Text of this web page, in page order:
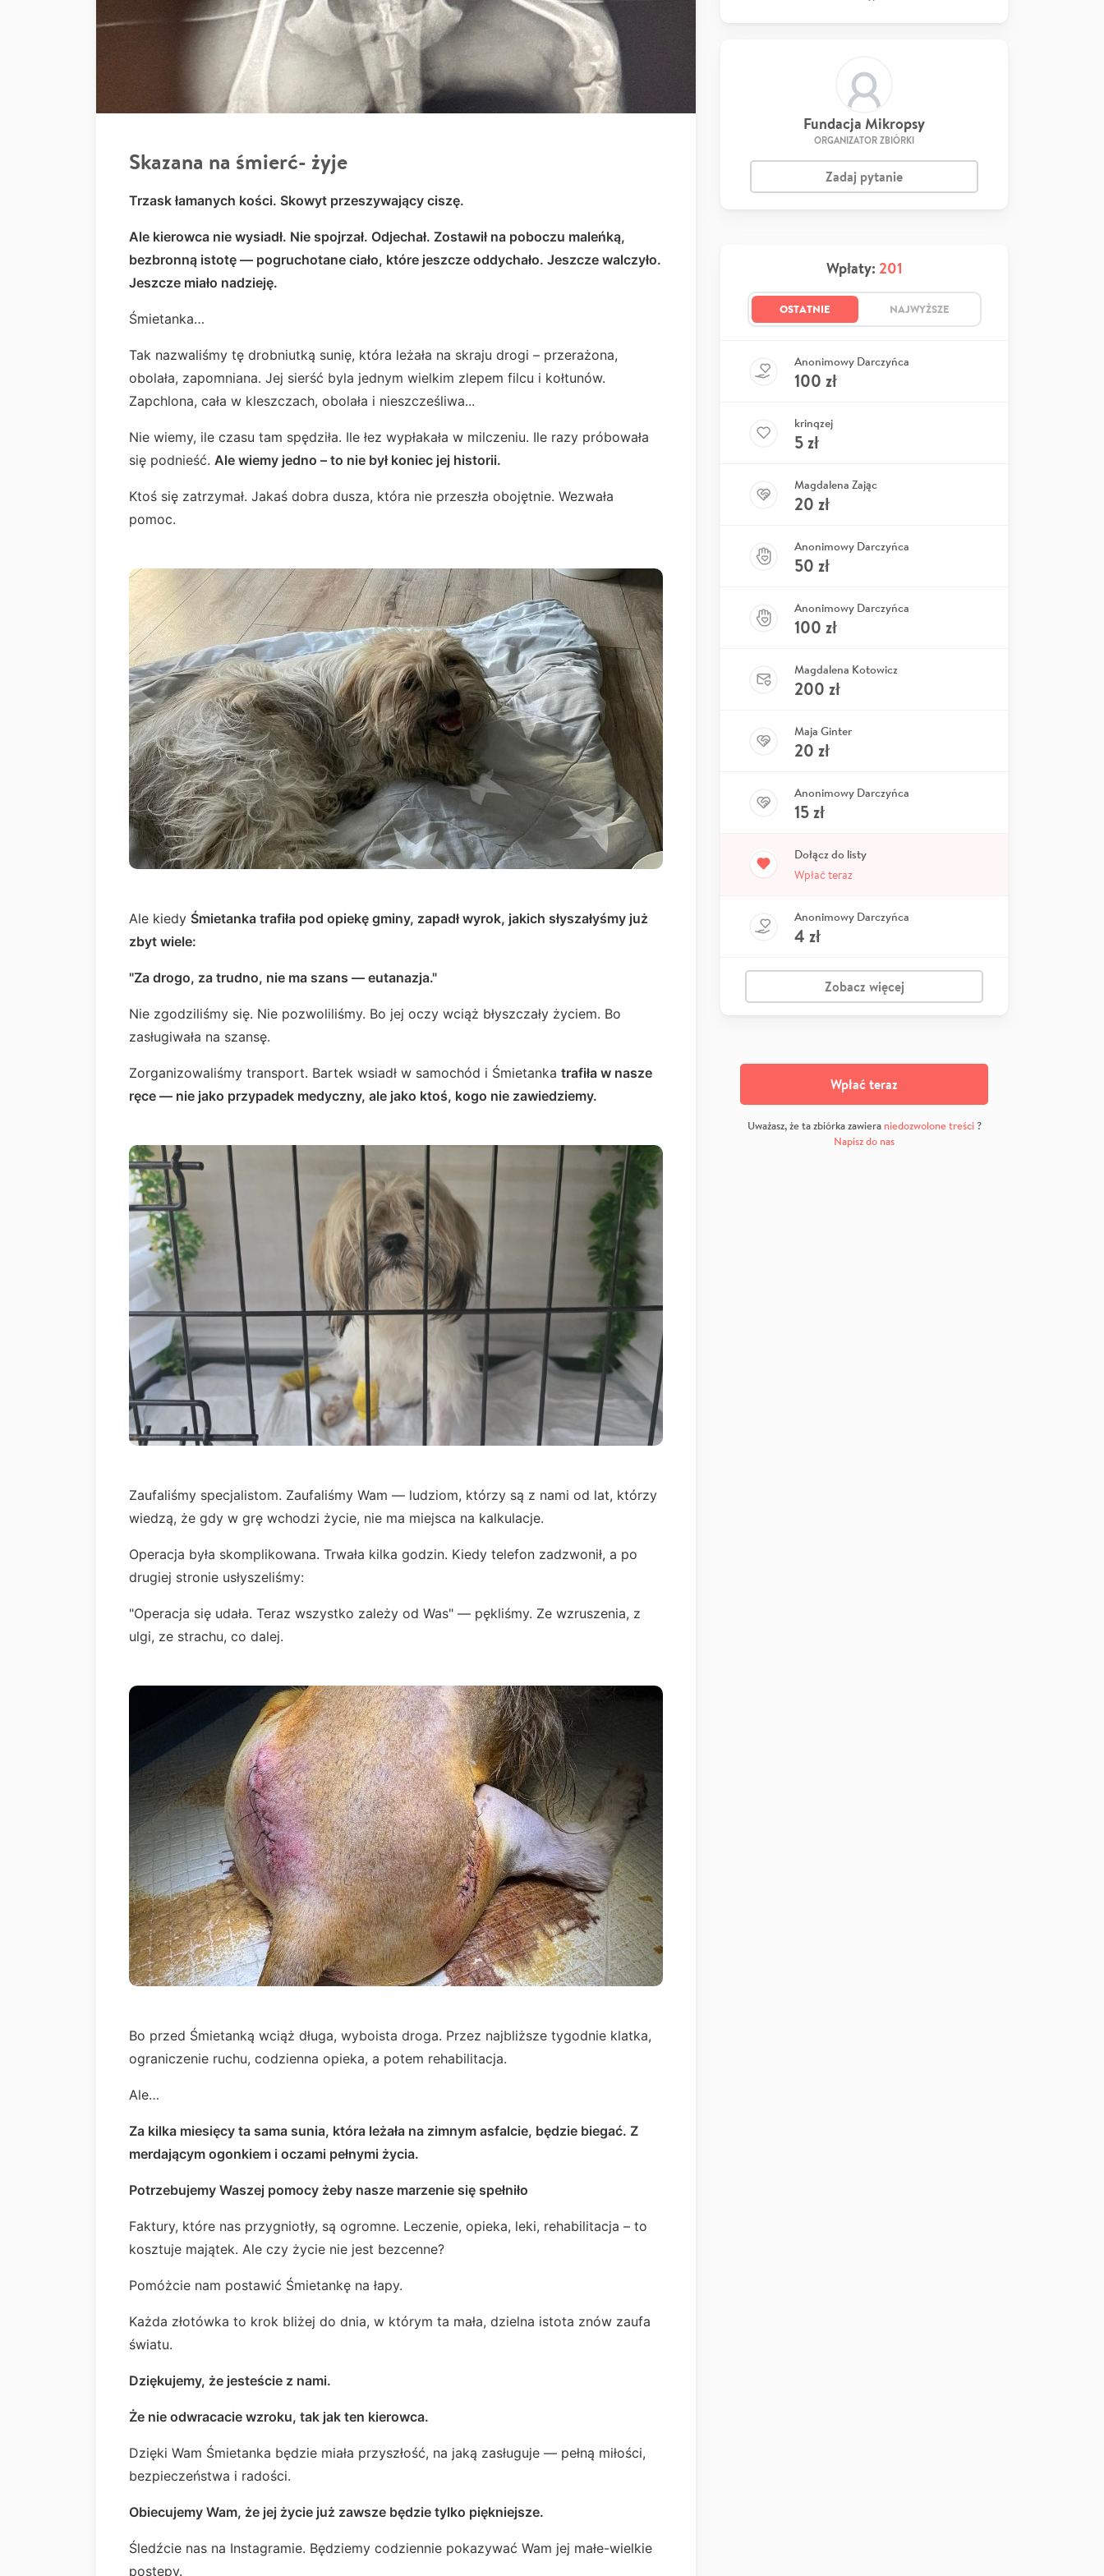
Skazana na śmierć- żyje
Trzask łamanych kości. Skowyt przeszywający ciszę.
Ale kierowca nie wysiadł. Nie spojrzał. Odjechał. Zostawił na poboczu maleńką,
bezbronną istotę — pogruchotane ciało, które jeszcze oddychało. Jeszcze walczyło.
Jeszcze miało nadzieję.
Śmietanka…
Tak nazwaliśmy tę drobniutką sunię, która leżała na skraju drogi – przerażona,
obolała, zapomniana. Jej sierść byla jednym wielkim zlepem filcu i kołtunów.
Zapchlona, cała w kleszczach, obolała i nieszcześliwa...
Nie wiemy, ile czasu tam spędziła. Ile łez wypłakała w milczeniu. Ile razy próbowała
się podnieść. Ale wiemy jedno – to nie był koniec jej historii.
Ktoś się zatrzymał. Jakaś dobra dusza, która nie przeszła obojętnie. Wezwała
pomoc.
Ale kiedy Śmietanka trafiła pod opiekę gminy, zapadł wyrok, jakich słyszałyśmy już
zbyt wiele:
"Za drogo, za trudno, nie ma szans — eutanazja."
Nie zgodziliśmy się. Nie pozwoliliśmy. Bo jej oczy wciąż błyszczały życiem. Bo
zasługiwała na szansę.
Zorganizowaliśmy transport. Bartek wsiadł w samochód i Śmietanka trafiła w nasze
ręce — nie jako przypadek medyczny, ale jako ktoś, kogo nie zawiedziemy.
Zaufaliśmy specjalistom. Zaufaliśmy Wam — ludziom, którzy są z nami od lat, którzy
wiedzą, że gdy w grę wchodzi życie, nie ma miejsca na kalkulacje.
Operacja była skomplikowana. Trwała kilka godzin. Kiedy telefon zadzwonił, a po
drugiej stronie usłyszeliśmy:
"Operacja się udała. Teraz wszystko zależy od Was" — pękliśmy. Ze wzruszenia, z
ulgi, ze strachu, co dalej.
Bo przed Śmietanką wciąż długa, wyboista droga. Przez najbliższe tygodnie klatka,
ograniczenie ruchu, codzienna opieka, a potem rehabilitacja.
Ale…
Za kilka miesięcy ta sama sunia, która leżała na zimnym asfalcie, będzie biegać. Z
merdającym ogonkiem i oczami pełnymi życia.
Potrzebujemy Waszej pomocy żeby nasze marzenie się spełniło
Faktury, które nas przygniotły, są ogromne. Leczenie, opieka, leki, rehabilitacja – to
kosztuje majątek. Ale czy życie nie jest bezcenne?
Pomóżcie nam postawić Śmietankę na łapy.
Każda złotówka to krok bliżej do dnia, w którym ta mała, dzielna istota znów zaufa
światu.
Dziękujemy, że jesteście z nami.
Że nie odwracacie wzroku, tak jak ten kierowca.
Dzięki Wam Śmietanka będzie miała przyszłość, na jaką zasługuje — pełną miłości,
bezpieczeństwa i radości.
Obiecujemy Wam, że jej życie już zawsze będzie tylko piękniejsze.
Śledźcie nas na Instagramie. Będziemy codziennie pokazywać Wam jej małe-wielkie
postępy.
Fundacja Mikropsy
ORGANIZATOR ZBIÓRKI
Zadaj pytanie
Wpłaty: 201
OSTATNIE NAJWYŻSZE
Anonimowy Darczyńca
100 zł
krinqzej
5zł
Magdalena Zając
20 zł
Anonimowy Darczyńca
50 zł
Anonimowy Darczyńca
100 zł
Magdalena Kotowicz
200 zł
Maja Ginter
20 zł
Anonimowy Darczyńca
15zł
Dołącz do listy
Wpłać teraz
Anonimowy Darczyńca
4 zł
Zobacz więcej
Wpłać teraz
Uważasz, że ta zbiórka zawiera niedozwolone treści?
Napisz do nas